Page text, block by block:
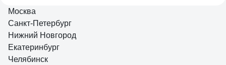
работает
11 отзывов
Отзыв о карболитовом патроне IEK Пкб14-04-
Москва
Санкт-Петербург
Нижний Новгород
Екатеринбург
Челябинск